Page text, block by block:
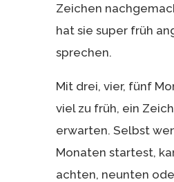
Zeichen
hat sie super früh
sprechen.
Mit drei, vier, fünf
viel zu früh, ein
erwarten. Selbst
Monaten startest,
achten, neunten